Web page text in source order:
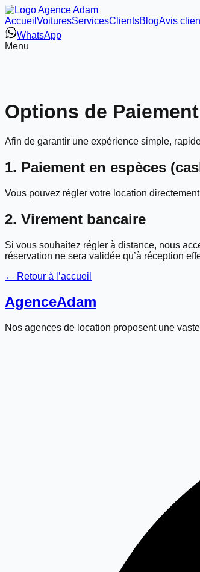
Accueil VoituresServicesClientsBlogAvis
WhatsApp
Menu
Options de Paiement
Afin de garantir une expérience simple,
1. Paiement en espèces
Vous pouvez régler votre location
2. Virement bancaire
Si vous souhaitez régler à distance, nous
réservation ne sera validée qu’à réception
← Retour à l’accueil
AgenceAdam
Nos agences de location proposent une